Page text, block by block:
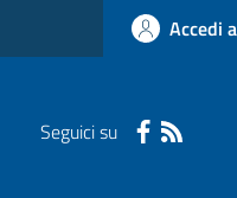
Accedi
Seguici su